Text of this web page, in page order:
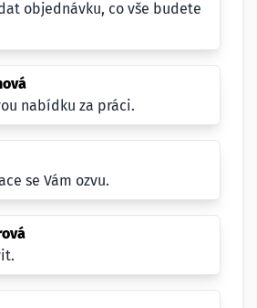
objednávku, co vše budete
nabídku za práci.
se Vám ozvu.